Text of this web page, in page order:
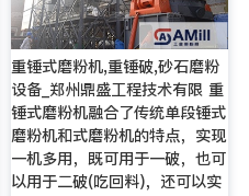
重锤式磨粉机,重锤破,砂石磨粉
设备_郑州鼎盛工程技术有限 重
锤式磨粉机融合了传统单段锤式
磨粉机和式磨粉机的特点，实现
一机多用，既可用于一破，也可
以用于二破(吃回料)，还可以实